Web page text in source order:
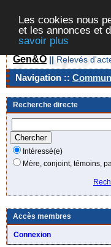
Les cookies nous
et les annonces et
savoir plus
Gen&O || Relevés
Navigation ::
Recherche directe
Intéressé(e)
Mère, conjoint, témoins,
Accès membres
Connexion